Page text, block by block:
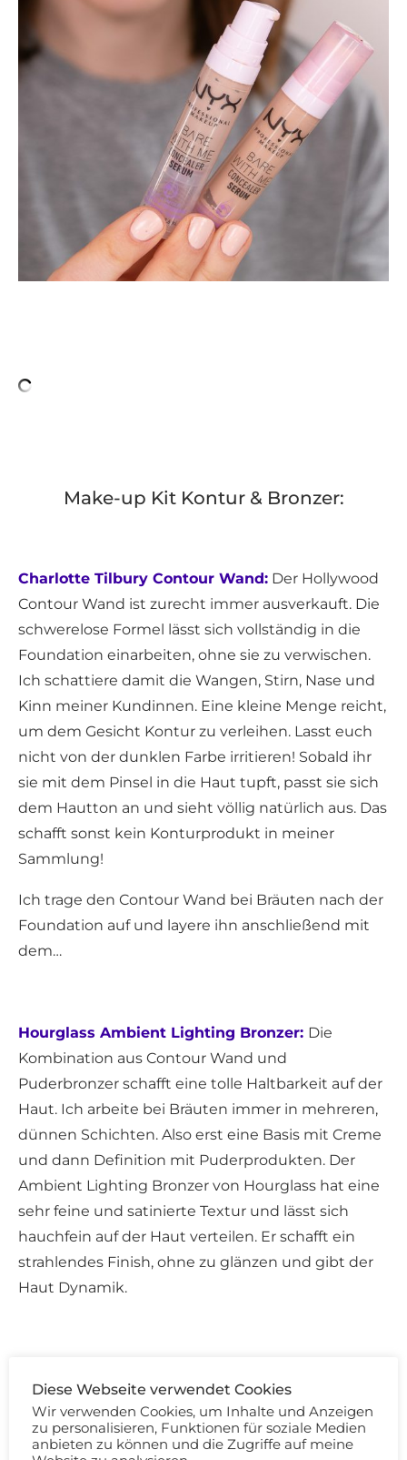
Make-up Kit Kontur & Bronzer:
Charlotte Tilbury Contour Wand: Der Hollywood
Contour Wand ist zurecht immer ausverkauft. Die
schwerelose Formel lässt sich vollständig in die
Foundation einarbeiten, ohne sie zu verwischen.
Ich schattiere damit die Wangen, Stirn, Nase und
Kinn meiner Kundinnen. Eine kleine Menge reicht,
um dem Gesicht Kontur zu verleihen. Lasst euch
nicht von der dunklen Farbe irritieren! Sobald ihr
sie mit dem Pinsel in die Haut tupft, passt sie sich
dem Hautton an und sieht völlig natürlich aus. Das
schafft sonst kein Konturprodukt in meiner
Sammlung!
Ich trage den Contour Wand bei Bräuten nach der
Foundation auf und layere ihn anschließend mit
dem…
Hourglass Ambient Lighting Bronzer: Die
Kombination aus Contour Wand und
Puderbronzer schafft eine tolle Haltbarkeit auf der
Haut. Ich arbeite bei Bräuten immer in mehreren,
dünnen Schichten. Also erst eine Basis mit Creme
und dann Definition mit Puderprodukten. Der
Ambient Lighting Bronzer von Hourglass hat eine
sehr feine und satinierte Textur und lässt sich
hauchfein auf der Haut verteilen. Er schafft ein
strahlendes Finish, ohne zu glänzen und gibt der
Haut Dynamik.
Diese Webseite verwendet Cookies
Wir verwenden Cookies, um Inhalte und Anzeigen
zu personalisieren, Funktionen für soziale Medien
anbieten zu können und die Zugriffe auf meine